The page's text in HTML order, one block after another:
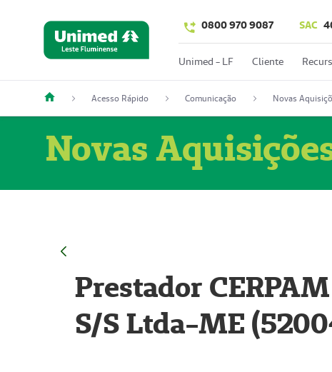
0800 970 9087 SAC
Unimed - LF Cliente
Acesso Rápido Comunicação Novas
Novas
Prestador
S/S Ltda-ME